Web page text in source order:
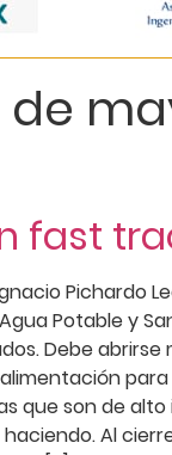
de
fast
Pichardo
Potable y
Debe abrirse
que son de
Al